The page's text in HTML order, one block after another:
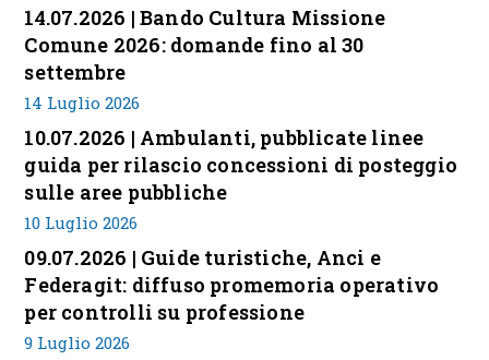
14.07.2026 | Bando Cultura Missione
Comune 2026: domande fino al 30
settembre
14 Luglio 2026
10.07.2026 | Ambulanti, pubblicate linee
guida per rilascio concessioni di posteggio
sulle aree pubbliche
10 Luglio 2026
09.07.2026 | Guide turistiche, Anci e
Federagit: diffuso promemoria operativo
per controlli su professione
9 Luglio 2026